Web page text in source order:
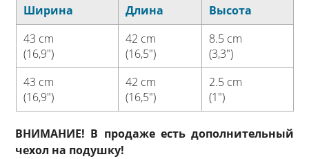
Ширина Длина
Высота
43 cm
(16,9″)
42 cm
(16,5″)
8.5 cm
(3,3″)
43 cm
(16,9″)
42 cm
(16,5″)
2.5 cm
(1″)
ВНИМАНИЕ! В продаже есть дополнительный
чехол на подушку!